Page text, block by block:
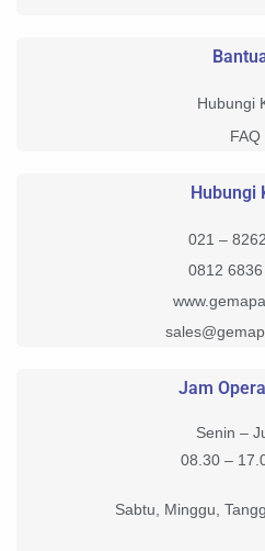
Hubungi
FAQ
Hubungi
021 –
0812
Jam
Senin –
08.30 –
Sabtu, Minggu,